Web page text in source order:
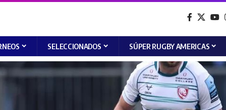
SELECCIONADOS SÚPER RUGBY AMERICAS